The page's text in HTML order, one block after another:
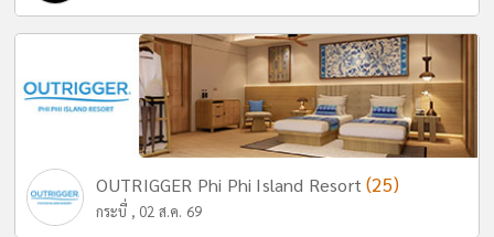
OUTRIGGER Phi Phi Island Resort(25)
กระบี่ , 02 ส.ค. 69